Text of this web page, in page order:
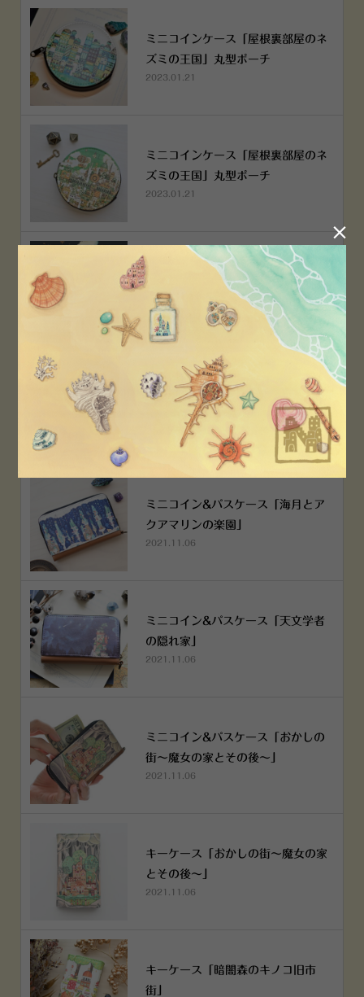
ミニコインケース「屋根裏部屋のネ
ズミの王国」丸型ポーチ
2023.01.21
ミニコインケース「屋根裏部屋のネ
ズミの王国」丸型ポーチ
2023.01.21
横浜赤レンガ倉庫店 12月6日 O
PEN！
2022.12.05
空想街雑貨店《吉祥寺本店》４月２
５日OPEN!
2022.03.29
ミニコイン&パスケース「海月とア
クアマリンの楽園」
2021.11.06
ミニコイン&パスケース「天文学者
の隠れ家」
2021.11.06
ミニコイン&パスケース「おかしの
街～魔女の家とその後～」
2021.11.06
キーケース「おかしの街～魔女の家
とその後～」
2021.11.06
キーケース「暗闇森のキノコ旧市
街」
